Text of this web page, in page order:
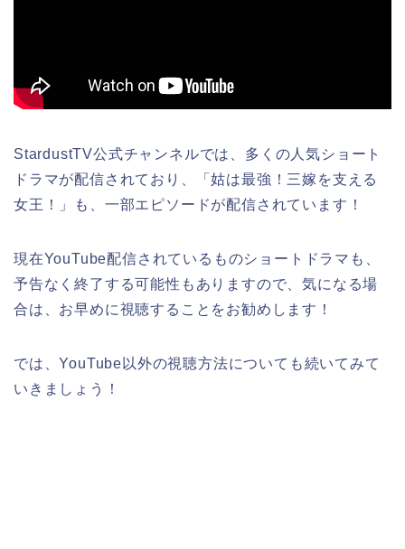
StardustTV公式チャンネルでは、多くの人気ショート
ドラマが配信されており、「姑は最強！三嫁を支える
女王！」も、一部エピソードが配信されています！
現在YouTube配信されているものショートドラマも、
予告なく終了する可能性もありますので、気になる場
合は、お早めに視聴することをお勧めします！
では、YouTube以外の視聴方法についても続いてみて
いきましょう！